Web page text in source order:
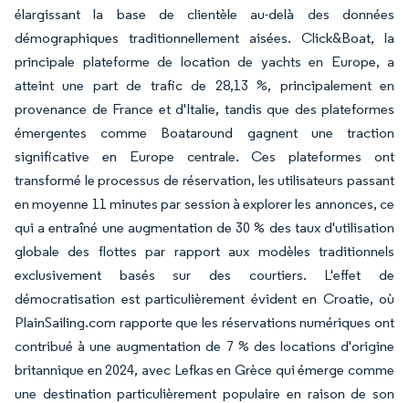
élargissant la base de clientèle au-delà des données
démographiques traditionnellement aisées. Click&Boat, la
principale plateforme de location de yachts en Europe, a
atteint une part de trafic de 28,13 %, principalement en
provenance de France et d'Italie, tandis que des plateformes
émergentes comme Boataround gagnent une traction
significative en Europe centrale. Ces plateformes ont
transformé le processus de réservation, les utilisateurs passant
en moyenne 11 minutes par session à explorer les annonces, ce
qui a entraîné une augmentation de 30 % des taux d'utilisation
globale des flottes par rapport aux modèles traditionnels
exclusivement basés sur des courtiers. L'effet de
démocratisation est particulièrement évident en Croatie, où
PlainSailing.com rapporte que les réservations numériques ont
contribué à une augmentation de 7 % des locations d'origine
britannique en 2024, avec Lefkas en Grèce qui émerge comme
une destination particulièrement populaire en raison de son